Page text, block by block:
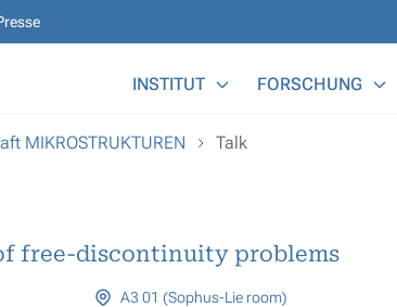
INSTITUT FORSCHUNG
MIKROSTRUKTUREN Talk
free-discontinuity problems
A3 01 (Sophus-Lie room)